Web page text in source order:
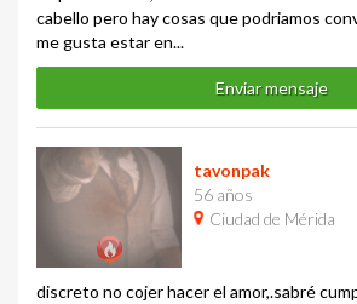
cabello pero hay cosas que podriamos
me gusta estar en...
Enviar mensaje
tavonpak
56 años
Ciudad de Mérida
discreto no cojer hacer el amor,.sabré